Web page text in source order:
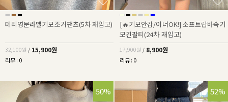
테리영문라벨기모조거팬츠(5차 재입고)
32,100원 / 15,900원
리뷰 : 0
[🔥기모안감/이너OK!] 소프트랍바속기
모긴팔티(24차 재입고)
17,900원 / 8,900원
리뷰 : 0
50% 52%